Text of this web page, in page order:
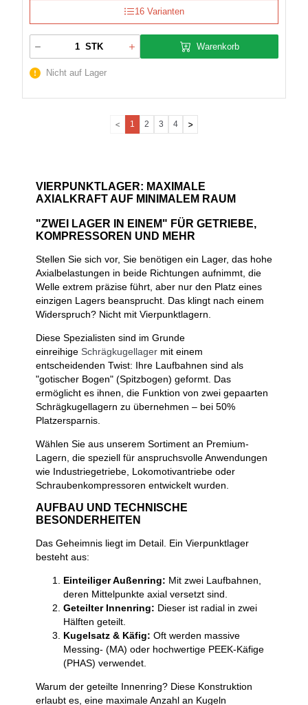
16 Varianten
STK Warenkorb
Nicht auf Lager
1 2 3 4
VIERPUNKTLAGER: MAXIMALE
AXIALKRAFT AUF MINIMALEM RAUM
"ZWEI LAGER IN EINEM" FÜR GETRIEBE,
KOMPRESSOREN UND MEHR
Stellen Sie sich vor, Sie benötigen ein Lager, das hohe
Axialbelastungen in beide Richtungen aufnimmt, die
Welle extrem präzise führt, aber nur den Platz eines
einzigen Lagers beansprucht. Das klingt nach einem
Widerspruch? Nicht mit Vierpunktlagern.
Diese Spezialisten sind im Grunde
einreihige Schrägkugellager mit einem
entscheidenden Twist: Ihre Laufbahnen sind als
"gotischer Bogen" (Spitzbogen) geformt. Das
ermöglicht es ihnen, die Funktion von zwei gepaarten
Schrägkugellagern zu übernehmen – bei 50%
Platzersparnis.
Wählen Sie aus unserem Sortiment an Premium-
Lagern, die speziell für anspruchsvolle Anwendungen
wie Industriegetriebe, Lokomotivantriebe oder
Schraubenkompressoren entwickelt wurden.
AUFBAU UND TECHNISCHE
BESONDERHEITEN
Das Geheimnis liegt im Detail. Ein Vierpunktlager
besteht aus:
Einteiliger Außenring: Mit zwei Laufbahnen,
deren Mittelpunkte axial versetzt sind.
Geteilter Innenring: Dieser ist radial in zwei
Hälften geteilt.
Kugelsatz & Käfig: Oft werden massive
Messing- (MA) oder hochwertige PEEK-Käfige
(PHAS) verwendet.
Warum der geteilte Innenring? Diese Konstruktion
erlaubt es, eine maximale Anzahl an Kugeln